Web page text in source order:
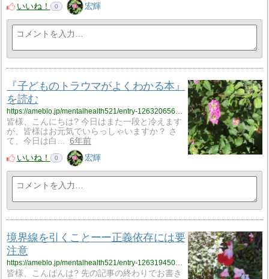
いいね！
0 宏輝
『子どものトラウマがよくわかる本』
を読む
皆様、こんにちは? 今日はまた一段と冷えます
が、皆様はお元気でいらっしゃいますか？ さ
て、今日は白…
6年前
いいね！
0 宏輝
境界線を引くことーー正義依存には要
注意
https://ameblo.jp/mentalhealth521/entry-12631945022.html
皆様、こんばんは? 先の記事の終わりでお書き